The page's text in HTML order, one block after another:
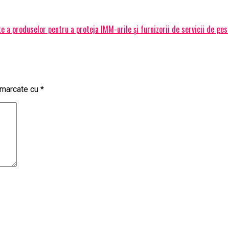
a produselor pentru a proteja IMM-urile și furnizorii de servicii de
cu *